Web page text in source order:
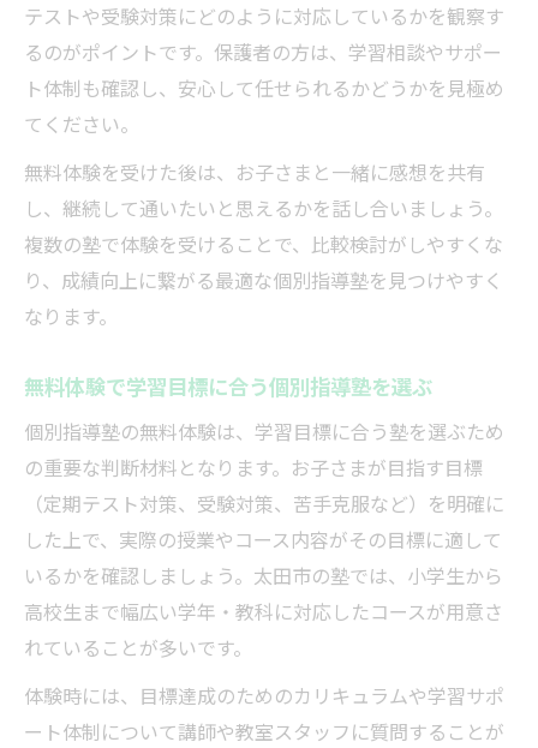
テストや受験対策にどのように対応しているかを観察す
るのがポイントです。保護者の方は、学習相談やサポー
ト体制も確認し、安心して任せられるかどうかを見極め
てください。
無料体験を受けた後は、お子さまと一緒に感想を共有
し、継続して通いたいと思えるかを話し合いましょう。
複数の塾で体験を受けることで、比較検討がしやすくな
り、成績向上に繋がる最適な個別指導塾を見つけやすく
なります。
無料体験で学習目標に合う個別指導塾を選ぶ
個別指導塾の無料体験は、学習目標に合う塾を選ぶため
の重要な判断材料となります。お子さまが目指す目標
（定期テスト対策、受験対策、苦手克服など）を明確に
した上で、実際の授業やコース内容がその目標に適して
いるかを確認しましょう。太田市の塾では、小学生から
高校生まで幅広い学年・教科に対応したコースが用意さ
れていることが多いです。
体験時には、目標達成のためのカリキュラムや学習サポ
ート体制について講師や教室スタッフに質問することが